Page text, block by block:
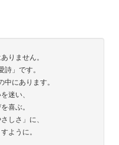
りません。
詩」です。
中にあります。
迷い、
喜ぶ。
しさ」に、
ように。